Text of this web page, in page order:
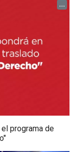
...
programa de